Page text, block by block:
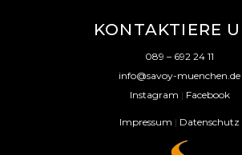
KONTAKTIERE
089 – 692 24 11
info@savoy-muenchen.de
Instagram | Facebook
Impressum | Datenschutz